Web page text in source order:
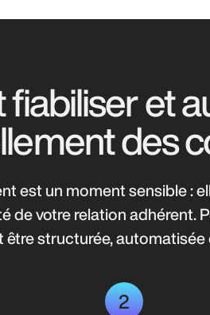
et
des
est un moment sensible :
de votre relation adhérent.
structurée, automatisée
2